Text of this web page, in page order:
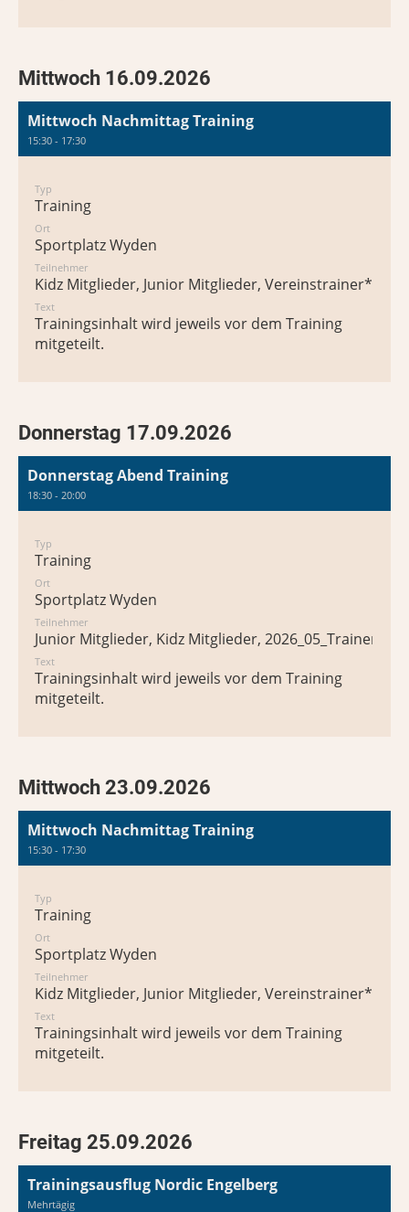
Mittwoch 16.09.2026
Mittwoch Nachmittag Training
15:30 - 17:30
Typ
Training
Ort
Sportplatz Wyden
Teilnehmer
Kidz Mitglieder, Junior Mitglieder, Vereinstrainer*in
Text
Trainingsinhalt wird jeweils vor dem Training
mitgeteilt.
Donnerstag 17.09.2026
Donnerstag Abend Training
18:30 - 20:00
Typ
Training
Ort
Sportplatz Wyden
Teilnehmer
Junior Mitglieder, Kidz Mitglieder, 2026_05_Trainer*in
Text
Trainingsinhalt wird jeweils vor dem Training
mitgeteilt.
Mittwoch 23.09.2026
Mittwoch Nachmittag Training
15:30 - 17:30
Typ
Training
Ort
Sportplatz Wyden
Teilnehmer
Kidz Mitglieder, Junior Mitglieder, Vereinstrainer*in
Text
Trainingsinhalt wird jeweils vor dem Training
mitgeteilt.
Freitag 25.09.2026
Trainingsausflug Nordic Engelberg
Mehrtägig